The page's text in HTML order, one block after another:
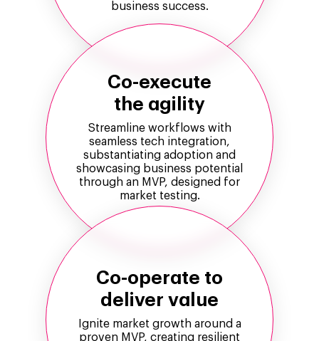
business success.
Co-execute
the agility
Streamline workflows with
seamless tech integration,
substantiating adoption and
showcasing business potential
through an MVP, designed for
market testing.
Co-operate to
deliver value
Ignite market growth around a
proven MVP, creating resilient